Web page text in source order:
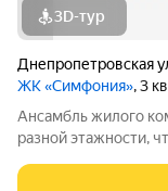
3D-тур
Днепропетровская
ЖК «Симфония», 3
Ансамбль жилого
разной этажности,
времени и